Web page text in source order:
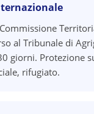
al Tribunale di
giorni. Protezione
rifugiato.